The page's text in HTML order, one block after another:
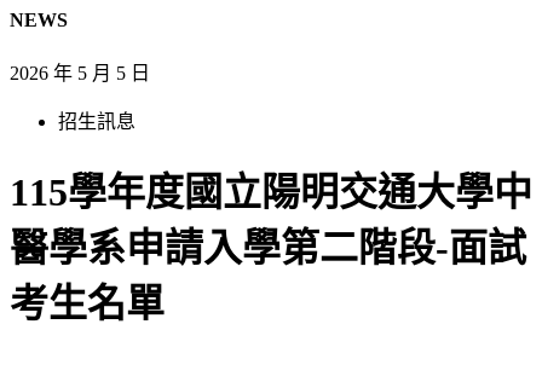
NEWS
2026 年 5 月 5 日
招生訊息
115學年度國立陽明交通大學中
醫學系申請入學第二階段-面試
考生名單